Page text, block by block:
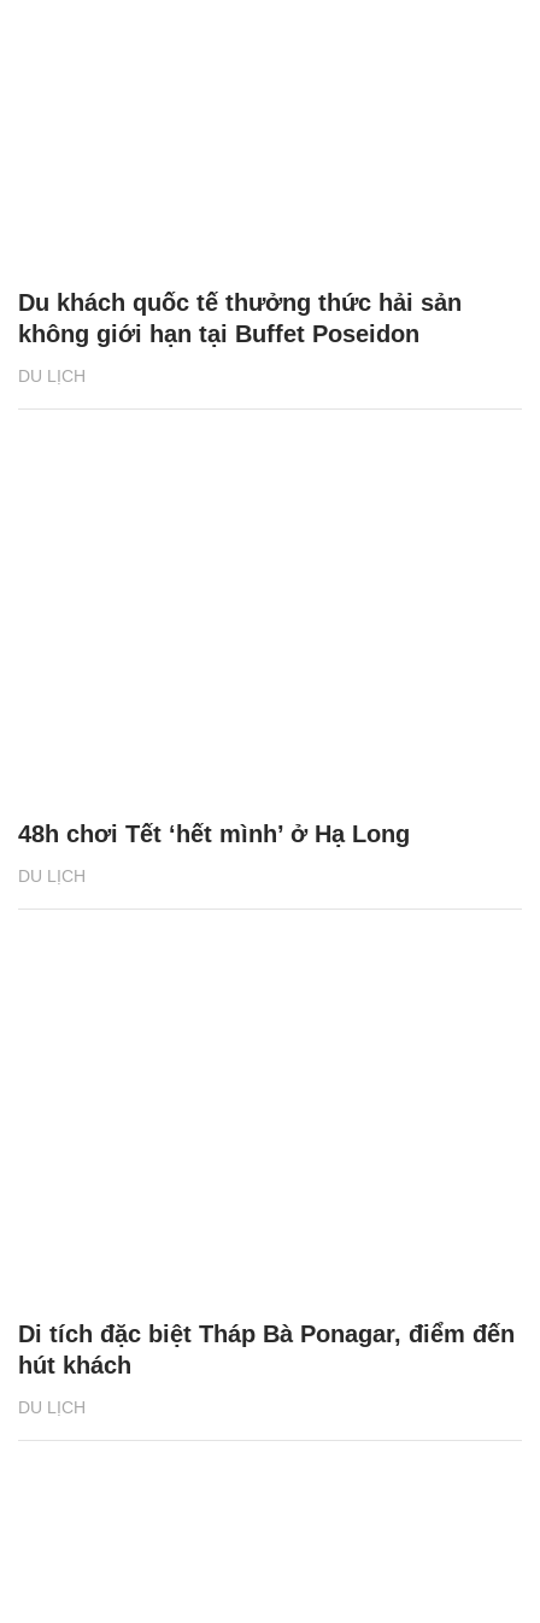
DU LỊCH
Du khách quốc tế thưởng thức hải sản
không giới hạn tại Buffet Poseidon
DU LỊCH
48h chơi Tết ‘hết mình’ ở Hạ Long
DU LỊCH
Di tích đặc biệt Tháp Bà Ponagar, điểm đến
hút khách